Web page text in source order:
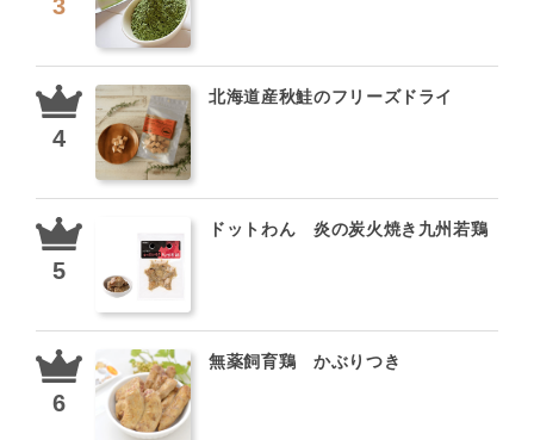
北海道産秋鮭のフリーズドライ
ドットわん 炎の炭火焼き九州若鶏
無薬飼育鶏 かぶりつき